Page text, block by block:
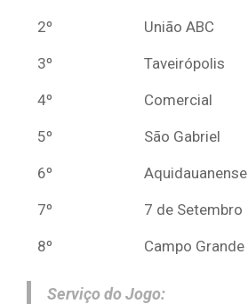
2º União ABC
3º Taveirópolis
4º Comercial
5º São Gabriel
6º Aquidauanense
7º 7 de Setembro
8º Campo Grande
Serviço do Jogo: